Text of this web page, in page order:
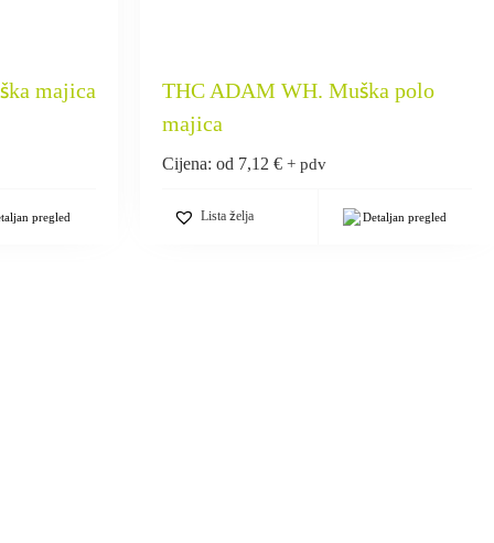
majica
pregled
THC ADAM WH. Muška polo
majica
Cijena: od 7,12 € + pdv
Lista želja Detaljan pregled